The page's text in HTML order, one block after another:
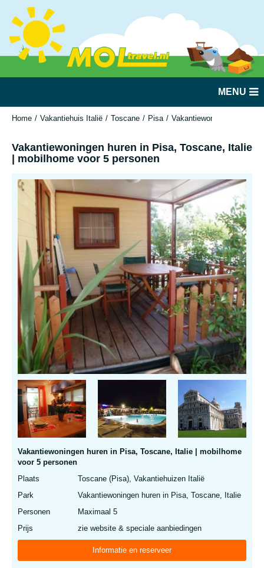
MENU
Home Vakantiehuis Italië Toscane Pisa Vakantiewoningen huren
Vakantiewoningen huren in Pisa, Toscane, Italie
| mobilhome voor 5 personen
Vakantiewoningen huren in Pisa, Toscane, Italie | mobilhome
voor 5 personen
Plaats
Toscane (Pisa), Vakantiehuizen Italië
Park
Vakantiewoningen huren in Pisa, Toscane, Italie
Personen
Maximaal 5
Prijs
zie website & speciale aanbiedingen
Informatie en reserveer